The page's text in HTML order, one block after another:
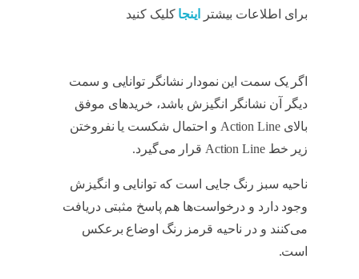
برای اطلاعات بیشتر اینجا کلیک کنید
اگر یک سمت این نمودار نشانگر توانایی و سمت
دیگر آن نشانگر انگیزش باشد، خریدهای موفق
بالای Action Line و احتمال شکست یا نفروختن
زیر خط Action Line قرار می‌گیرد.
ناحیه سبز رنگ جایی است که توانایی و انگیزش
وجود دارد و درخواست‌ها هم پاسخ مثبتی دریافت
می‌کنند و در ناحیه قرمز رنگ اوضاع برعکس
است.